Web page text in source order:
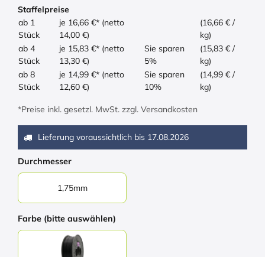
Staffelpreise
ab 1
Stück
je 16,66 €* (netto
14,00 €)
(16,66 € /
kg)
ab 4
Stück
je 15,83 €* (netto
13,30 €)
Sie sparen
5%
(15,83 € /
kg)
ab 8
Stück
je 14,99 €* (netto
12,60 €)
Sie sparen
10%
(14,99 € /
kg)
*Preise inkl. gesetzl. MwSt. zzgl. Versandkosten
Lieferung voraussichtlich bis 17.08.2026
Durchmesser
1,75mm
Farbe (bitte auswählen)